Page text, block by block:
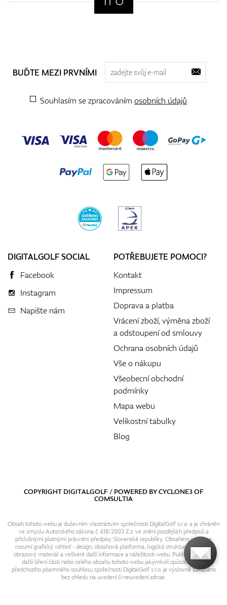
BUĎTE MEZI PRVNÍMI
Souhlasím se zpracováním osobních údajů
DIGITALGOLF SOCIAL
Facebook
Instagram
Napište nám
POTŘEBUJETE POMOCI?
Kontakt
Impressum
Doprava a platba
Vrácení zboží, výměna zboží
a odstoupení od smlouvy
Ochrana osobních údajů
Vše o nákupu
Všeobecní obchodní
podmínky
Mapa webu
Velikostní tabulky
Blog
COPYRIGHT DIGITALGOLF / POWERED BYCYCLONE3OF
COMSULTIA
Obsah tohoto webu je duševním vlastnictvím společnosti DigitalGolf s.r.o. a je chráněn
ve smyslu Autorského zákona č. 618/2003 Z.z. ve znění pozdějších předpisů a
příslušnými platnými právními předpisy Slovenské republiky. Obsahem webu se
rozumí grafický vzhled - design, obsahová platforma, logická struktura, textový i
obrazový materiál a veškeré další informace a náležitosti webu. Publikování resp.
další šíření části nebo celého obsahu tohoto webu jakýmkoli způsobem bez
předchozího písemného souhlasu společnosti DigitalGolf s.r.o. je výslovně zakázáno
bez ohledu na uvedení či neuvedení zdroje.